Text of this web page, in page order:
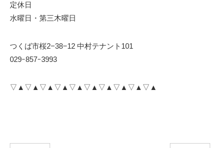
定休日
水曜日・第三木曜日
つくば市桜2−38−12 中村テナント101
029ｰ857ｰ3993
▽▲▽▲▽▲▽▲▽▲▽▲▽▲▽▲▽▲▽▲